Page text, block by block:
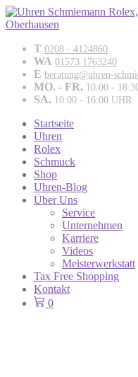
T 0208 - 4124860
WA 01573 1763240
E beratung@uhren-
MO. - FR. 10:00 -
SA. 10:00 - 16:00 UHR
Startseite
Uhren
Rolex
Schmuck
Shop
Uhren-Blog
Über Uns
Service
Unternehmen
Karriere
Videos
Meisterwerkstatt
Tax Free Shopping
Kontakt
0